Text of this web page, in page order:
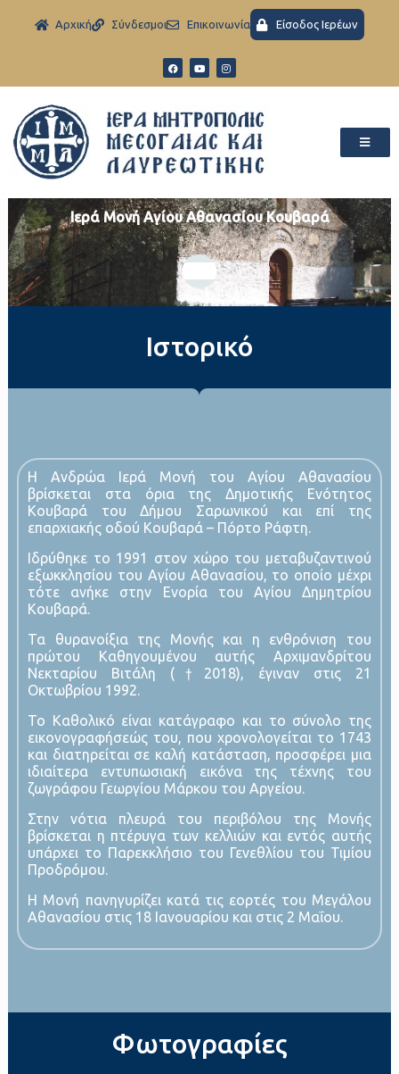
Aρχική Σύνδεσμοι Eπικοινωνία Είσοδος Ιερέων
Ιερά Μονή Αγίου Αθανασίου Κουβαρά
Ιστορικό
Η Ανδρώα Ιερά Μονή του Αγίου Αθανασίου
βρίσκεται στα όρια της Δημοτικής Ενότητος
Κουβαρά του Δήμου Σαρωνικού και επί της
επαρχιακής οδού Κουβαρά – Πόρτο Ράφτη.
Ιδρύθηκε το 1991 στον χώρο του μεταβυζαντινού
εξωκκλησίου του Αγίου Αθανασίου, το οποίο μέχρι
τότε ανήκε στην Ενορία του Αγίου Δημητρίου
Κουβαρά.
Τα θυρανοίξια της Μονής και η ενθρόνιση του
πρώτου Καθηγουμένου αυτής Αρχιμανδρίτου
Νεκταρίου Βιτάλη (†2018), έγιναν στις 21
Οκτωβρίου 1992.
Το Καθολικό είναι κατάγραφο και το σύνολο της
εικονογραφήσεώς του, που χρονολογείται το 1743
και διατηρείται σε καλή κατάσταση, προσφέρει μια
ιδιαίτερα εντυπωσιακή εικόνα της τέχνης του
ζωγράφου Γεωργίου Μάρκου του Αργείου.
Στην νότια πλευρά του περιβόλου της Μονής
βρίσκεται η πτέρυγα των κελλιών και εντός αυτής
υπάρχει το Παρεκκλήσιο του Γενεθλίου του Τιμίου
Προδρόμου.
Η Μονή πανηγυρίζει κατά τις εορτές του Μεγάλου
Αθανασίου στις 18 Ιανουαρίου και στις 2 Μαΐου.
Φωτογραφίες